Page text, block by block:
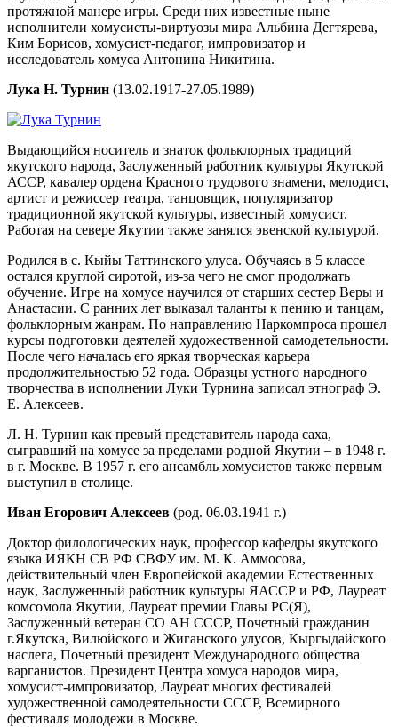
протяжной манере игры. Среди них известные ныне
исполнители хомусисты-виртуозы мира Альбина Дегтярева,
Ким Борисов, хомусист-педагог, импровизатор и
исследователь хомуса Антонина Никитина.
Лука Н. Турнин (13.02.1917-27.05.1989)
Выдающийся носитель и знаток фольклорных традиций
якутского народа, Заслуженный работник культуры Якутской
АССР, кавалер ордена Красного трудового знамени, мелодист,
артист и режиссер театра, танцовщик, популяризатор
традиционной якутской культуры, известный хомусист.
Работая на севере Якутии также занялся эвенской культурой.
Родился в с. Кыйы Таттинского улуса. Обучаясь в 5 классе
остался круглой сиротой, из-за чего не смог продолжать
обучение. Игре на хомусе научился от старших сестер Веры и
Анастасии. С ранних лет выказал таланты к пению и танцам,
фольклорным жанрам. По направлению Наркомпроса прошел
курсы подготовки деятелей художественной самодетельности.
После чего началась его яркая творческая карьера
продолжительностью 52 года. Образцы устного народного
творчества в исполнении Луки Турнина записал этнограф Э.
Е. Алексеев.
Л. Н. Турнин как превый представитель народа саха,
сыгравший на хомусе за пределами родной Якутии – в 1948 г.
в г. Москве. В 1957 г. его ансамбль хомусистов также первым
выступил в столице.
Иван Егорович Алексеев (род. 06.03.1941 г.)
Доктор филологических наук, профессор кафедры якутского
языка ИЯКН СВ РФ СВФУ им. М. К. Аммосова,
действительный член Европейской академии Естественных
наук, Заслуженный работник культуры ЯАССР и РФ, Лауреат
комсомола Якутии, Лауреат премии Главы РС(Я),
Заслуженный ветеран СО АН СССР, Почетный гражданин
г.Якутска, Вилюйского и Жиганского улусов, Кыргыдайского
наслега, Почетный президент Международного общества
варганистов. Президент Центра хомуса народов мира,
хомусист-импровизатор, Лауреат многих фестивалей
художественной самодеятельности СССР, Всемирного
фестиваля молодежи в Москве.